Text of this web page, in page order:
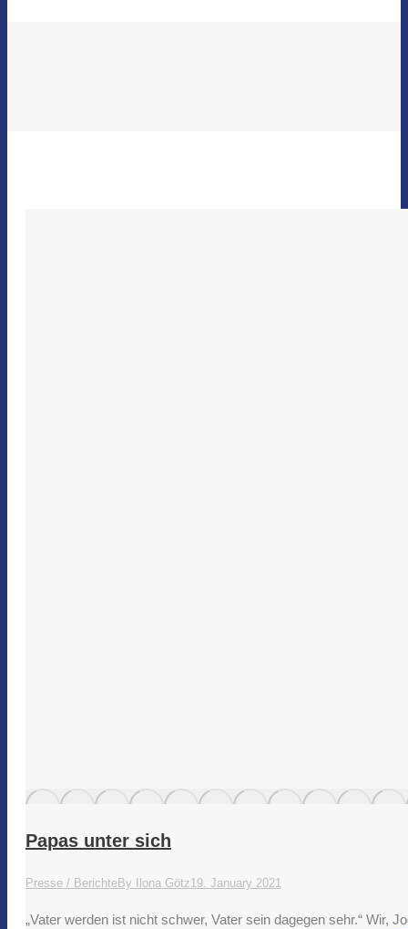
Papas unter sich
Presse / BerichteBy Ilona Götz19. January 2021
„Vater werden ist nicht schwer, Vater sein dagegen sehr.“